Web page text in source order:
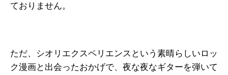
ておりません。
ただ、シオリエクスペリエンスという素晴らしいロッ
ク漫画と出会ったおかげで、夜な夜なギターを弾いて